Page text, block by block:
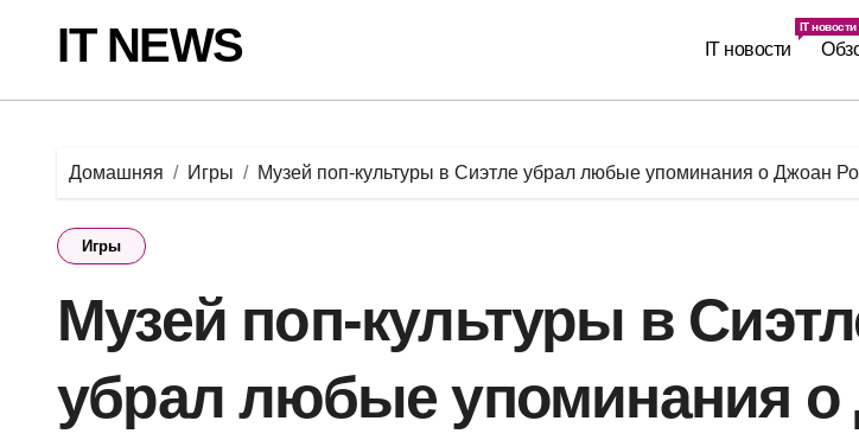
содержаниюIT NEWS IT новости
IT
Домашняя Игры Музей поп-культуры в Сиэтле убрал любые упоминания о Джоан
Игры
Музей поп-культуры в
убрал любые упоминания о